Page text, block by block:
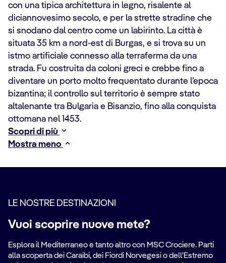
con una tipica architettura in legno, risalente al
diciannovesimo secolo, e per la strette stradine che
si snodano dal centro come un labirinto. La città è
situata 35 km a nord-est di Burgas, e si trova su un
istmo artificiale connesso alla terraferma da una
strada. Fu costruita da coloni greci e crebbe fino a
diventare un porto molto frequentato durante l’epoca
bizantina; il controllo sul territorio è sempre stato
altalenante tra Bulgaria e Bisanzio, fino alla conquista
ottomana nel 1453.
Scopri di più
Mostra meno
LE NOSTRE DESTINAZIONI
Vuoi scoprire nuove mete?
Esplora il Mediterraneo e tanto altro con MSC Crociere. Parti
alla scoperta dei Caraibi, dei Fiordi Norvegesi o dell’Estremo